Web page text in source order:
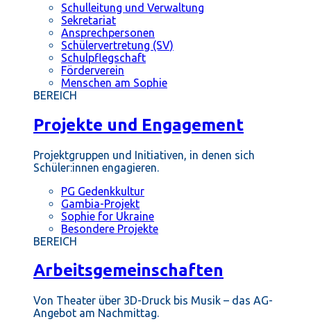
Schulleitung und Verwaltung
Sekretariat
Ansprechpersonen
Schülervertretung (SV)
Schulpflegschaft
Förderverein
Menschen am Sophie
BEREICH
Projekte und Engagement
Projektgruppen und Initiativen, in denen sich
Schüler:innen engagieren.
PG Gedenkkultur
Gambia-Projekt
Sophie for Ukraine
Besondere Projekte
BEREICH
Arbeitsgemeinschaften
Von Theater über 3D-Druck bis Musik – das AG-
Angebot am Nachmittag.